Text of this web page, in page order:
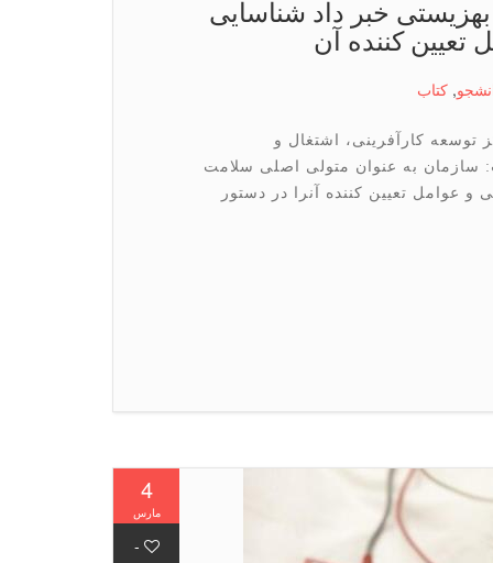
خبر داد شناسایی
کننده آن
, كتاب
کارآفرینی، اشتغال و
سازمان به عنوان متولی اصلی سلامت
عوامل تعیین کننده آنرا در دستور
4
مارس
-